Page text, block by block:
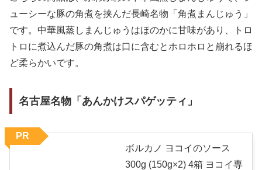
ューシーな豚の角煮を挟んだ長崎名物「角煮まんじゅう」
です。中華風蒸しまんじゅうはほのかに甘味があり、トロ
トロに煮込んだ豚の角煮は口に含むとホロホロと崩れるほ
ど柔らかいです。
名古屋名物「あんかけスパゲッティ」
ボルカノ ヨコイのソース
300g (150g×2) 4箱 ヨコイ専
PR